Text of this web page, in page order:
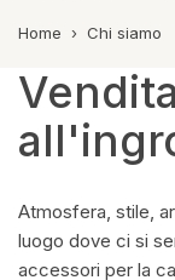
Home › Chi siamo
Atmosfera, stile,
luogo dove ci si
accessori per la